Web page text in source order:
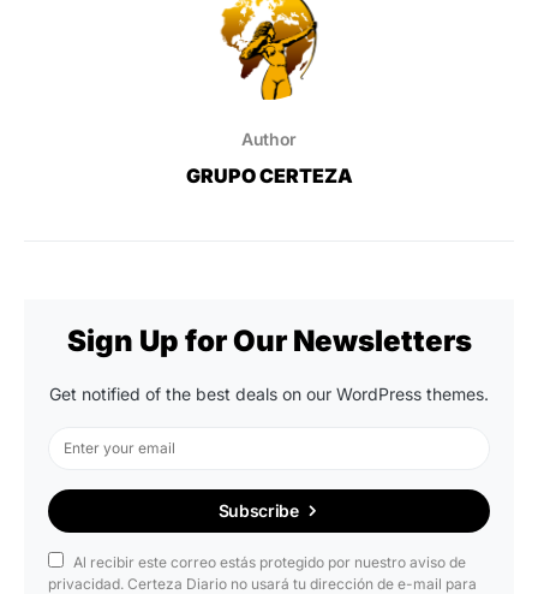
Author
GRUPO CERTEZA
Sign Up for Our Newsletters
Get notified of the best deals on our WordPress themes.
Subscribe
Al recibir este correo estás protegido por nuestro aviso de
privacidad. Certeza Diario no usará tu dirección de e-mail para